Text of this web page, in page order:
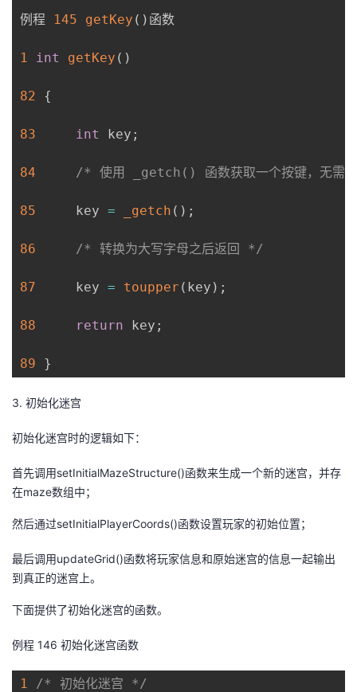
例程 145 getKey ( ) 函数
1 int getKey ( )
82 {
83 int key ;
84 /* 使用 _getch() 函数获取一个按键，无需
85
     key
= _getch ( ) ;
86 /* 转换为大写字母之后返回 */
87
     key
= toupper ( key ) ;
88 return key ;
89 }
3. 初始化迷宫
初始化迷宫时的逻辑如下：
首先调用setInitialMazeStructure()函数来生成一个新的迷宫，并存
在maze数组中；
然后通过setInitialPlayerCoords()函数设置玩家的初始位置；
最后调用updateGrid()函数将玩家信息和原始迷宫的信息一起输出
到真正的迷宫上。
下面提供了初始化迷宫的函数。
例程 146 初始化迷宫函数
1 /* 初始化迷宫 */